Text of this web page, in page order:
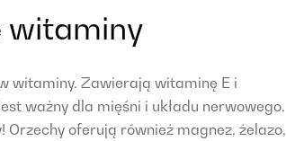
witaminy
witaminy. Zawierają witaminę E i
ważny dla mięśni i układu nerwowego.
oferują również magnez, żelazo,